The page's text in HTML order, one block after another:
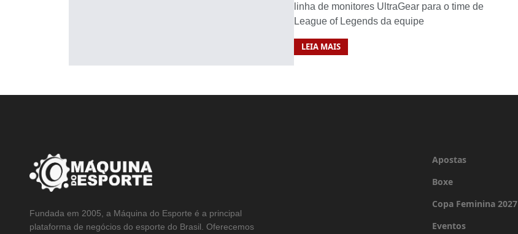
linha de monitores UltraGear para o time de
League of Legends da equipe
LEIA MAIS
Fundada em 2005, a Máquina do Esporte é a principal
plataforma de negócios do esporte do Brasil. Oferecemos
Apostas
Boxe
Copa Feminina 2027
Eventos